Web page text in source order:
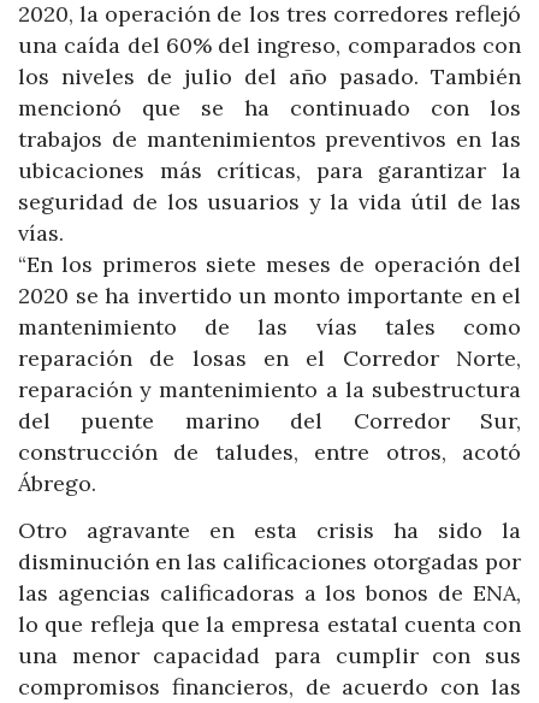
2020, la operación de los tres corredores reflejó
una caída del 60% del ingreso, comparados con
los niveles de julio del año pasado. También
mencionó que se ha continuado con los
trabajos de mantenimientos preventivos en las
ubicaciones más críticas, para garantizar la
seguridad de los usuarios y la vida útil de las
vías.
“En los primeros siete meses de operación del
2020 se ha invertido un monto importante en el
mantenimiento de las vías tales como
reparación de losas en el Corredor Norte,
reparación y mantenimiento a la subestructura
del puente marino del Corredor Sur,
construcción de taludes, entre otros, acotó
Ábrego.
Otro agravante en esta crisis ha sido la
disminución en las calificaciones otorgadas por
las agencias calificadoras a los bonos de ENA,
lo que refleja que la empresa estatal cuenta con
una menor capacidad para cumplir con sus
compromisos financieros, de acuerdo con las